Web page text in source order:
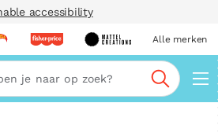
accessibility
Alle merken
Zoeken